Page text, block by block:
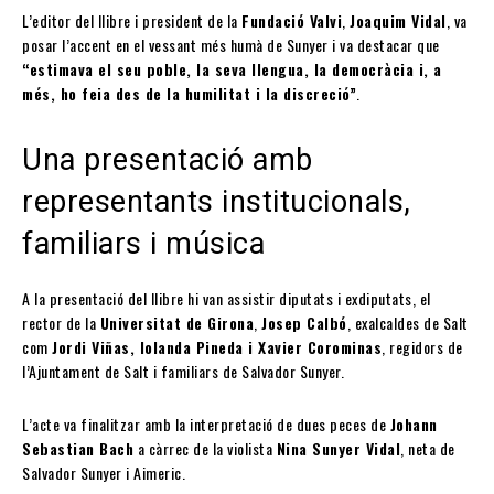
L’editor del llibre i president de la Fundació Valvi,Joaquim Vidal, va
posar l’accent en el vessant més humà de Sunyer i va destacar que
“estimava el seu poble, la seva llengua, la democràcia i, a
més, ho feia des de la humilitat i la discreció”.
Una presentació amb
representants institucionals,
familiars i música
A la presentació del llibre hi van assistir diputats i exdiputats, el
rector de la Universitat de Girona,Josep Calbó, exalcaldes de Salt
comJordi Viñas, Iolanda Pineda i Xavier Corominas, regidors de
l’Ajuntament de Salt i familiars de Salvador Sunyer.
L’acte va finalitzar amb la interpretació de dues peces deJohann
Sebastian Bach a càrrec de la violista Nina Sunyer Vidal, neta de
Salvador Sunyer i Aimeric.